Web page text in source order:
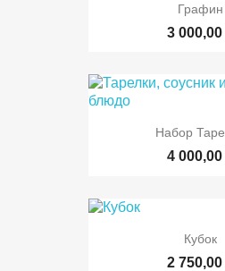
Графин
3 000,00
Набор
4 000,00
Кубок
2 750,00